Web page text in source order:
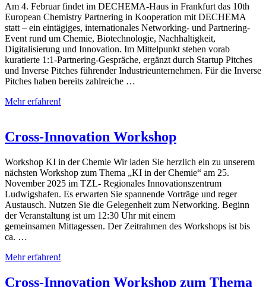
Am 4. Februar findet im DECHEMA-Haus in Frankfurt das 10th
European Chemistry Partnering in Kooperation mit DECHEMA
statt – ein eintägiges, internationales Networking- und Partnering-
Event rund um Chemie, Biotechnologie, Nachhaltigkeit,
Digitalisierung und Innovation. Im Mittelpunkt stehen vorab
kuratierte 1:1-Partnering-Gespräche, ergänzt durch Startup Pitches
und Inverse Pitches führender Industrieunternehmen. Für die Inverse
Pitches haben bereits zahlreiche …
Mehr erfahren!
Cross-Innovation Workshop
Workshop KI in der Chemie Wir laden Sie herzlich ein zu unserem
nächsten Workshop zum Thema „KI in der Chemie“ am 25.
November 2025 im TZL- Regionales Innovationszentrum
Ludwigshafen. Es erwarten Sie spannende Vorträge und reger
Austausch. Nutzen Sie die Gelegenheit zum Networking. Beginn
der Veranstaltung ist um 12:30 Uhr mit einem
gemeinsamen Mittagessen. Der Zeitrahmen des Workshops ist bis
ca. …
Mehr erfahren!
Cross-Innovation Workshop zum Thema